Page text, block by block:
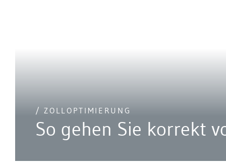
/ ZOLLOPTIMIERUNG
So gehen Sie korrekt